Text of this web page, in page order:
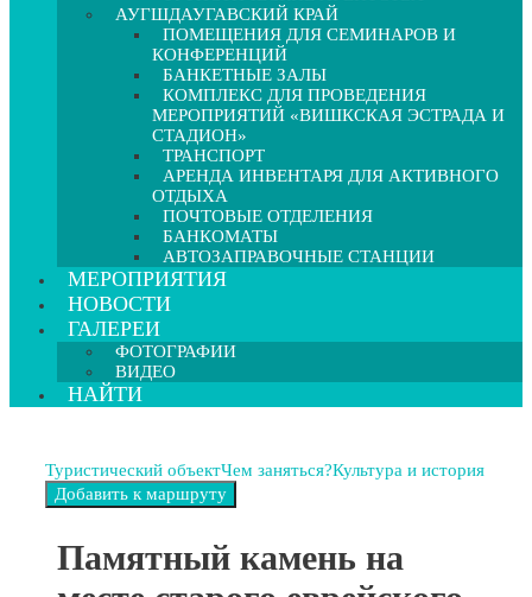
АУГШДАУГАВСКИЙ КРАЙ
ПОМЕЩЕНИЯ ДЛЯ СЕМИНАРОВ И
КОНФЕРЕНЦИЙ
БАНКЕТНЫЕ ЗАЛЫ
КОМПЛЕКС ДЛЯ ПРОВЕДЕНИЯ
МЕРОПРИЯТИЙ «ВИШКСКАЯ ЭСТРАДА И
СТАДИОН»
ТРАНСПОРТ
АРЕНДА ИНВЕНТАРЯ ДЛЯ АКТИВНОГО
ОТДЫХА
ПОЧТОВЫЕ ОТДЕЛЕНИЯ
БАНКОМАТЫ
АВТОЗАПРАВОЧНЫЕ СТАНЦИИ
МЕРОПРИЯТИЯ
НОВОСТИ
ГАЛЕРЕИ
ФОТОГРАФИИ
ВИДЕО
НАЙТИ
Туристический объектЧем заняться?Культура и история
Памятный камень на